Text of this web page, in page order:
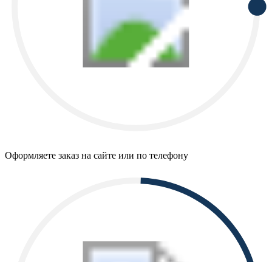
Оформляете заказ на сайте или по телефону